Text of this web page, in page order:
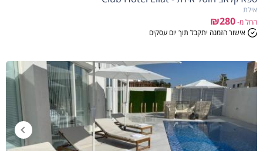
אילת
החל מ-₪280
אישור הזמנה יתקבל תוך יום עסקים